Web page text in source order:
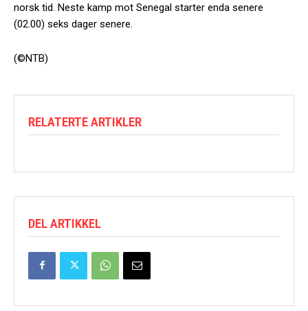
norsk tid. Neste kamp mot Senegal starter enda senere
(02.00) seks dager senere.
(©NTB)
RELATERTE ARTIKLER
DEL ARTIKKEL